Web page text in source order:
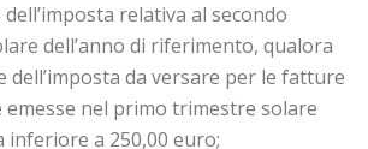
relativa al secondo
dell’anno di riferimento, qualora
dell’imposta da versare per le fatture
nel primo trimestre solare
inferiore a 250,00 euro;